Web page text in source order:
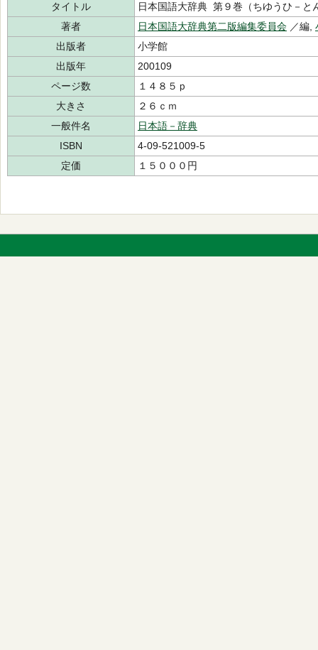
タイトル
日本国語大辞典 第９巻（ちゆうひ－と
著者
日本国語大辞典第二版編集委員会 ／編,
出版者
小学館
出版年
200109
ページ数
１４８５ｐ
大きさ
２６ｃｍ
一般件名
日本語－辞典
ISBN
4-09-521009-5
定価
１５０００円